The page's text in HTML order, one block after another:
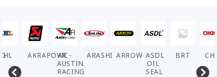
AKRAPOVIC
AR -
AUSTIN
RACING
ARASHI ARROW ASDL
OIL
SEAL
BRT